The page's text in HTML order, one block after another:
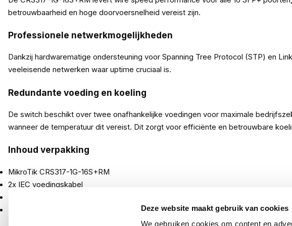
Deze website maakt gebruik van cookies
We gebruiken cookies om content en
betrouwbaarheid en hoge doorvoersnelheid vereist zijn.
Professionele netwerkmogelijkheden
Dankzij hardwarematige ondersteuning voor Spanning Tree Protocol (STP) en
veeleisende netwerken waar uptime cruciaal is.
Redundante voeding en koeling
De switch beschikt over twee onafhankelijke voedingen voor maximale
wanneer de temperatuur dit vereist. Dit zorgt voor efficiënte en betrouwbare
Inhoud verpakking
MikroTik CRS317-1G-16S+RM
2x IEC voedingskabel